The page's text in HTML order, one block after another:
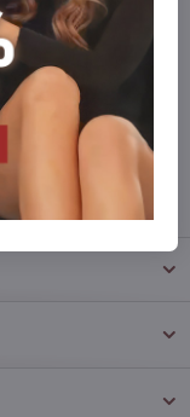
als wir
die Ware für Sie